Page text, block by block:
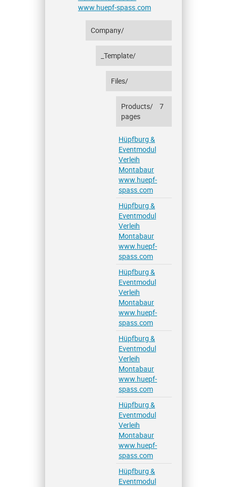
www.huepf-spass.com
Company/
_Template/
Files/
Products/
7
pages
Hüpfburg &
Eventmodul
Verleih
Montabaur
www.huepf-
spass.com
Hüpfburg &
Eventmodul
Verleih
Montabaur
www.huepf-
spass.com
Hüpfburg &
Eventmodul
Verleih
Montabaur
www.huepf-
spass.com
Hüpfburg &
Eventmodul
Verleih
Montabaur
www.huepf-
spass.com
Hüpfburg &
Eventmodul
Verleih
Montabaur
www.huepf-
spass.com
Hüpfburg &
Eventmodul